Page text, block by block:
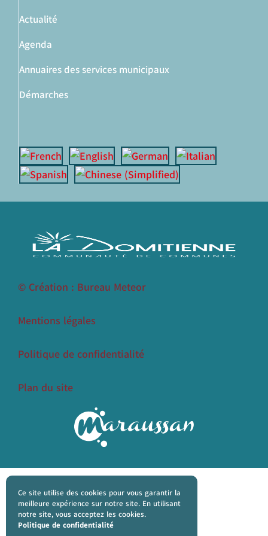
Actualité
Agenda
Annuaires des services municipaux
Démarches
Ce site utilise des cookies pour vous garantir la
meilleure expérience sur notre site. En utilisant
notre site, vous acceptez les cookies.
Politique de confidentialité
© Création : Bureau Meteor
Mentions légales
Politique de confidentialité
Plan du site